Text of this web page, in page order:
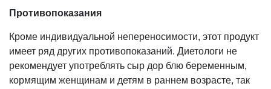
Противопоказания
Кроме индивидуальной непереносимости, этот продукт
имеет ряд других противопоказаний. Диетологи не
рекомендует употреблять сыр дор блю беременным,
кормящим женщинам и детям в раннем возрасте, так